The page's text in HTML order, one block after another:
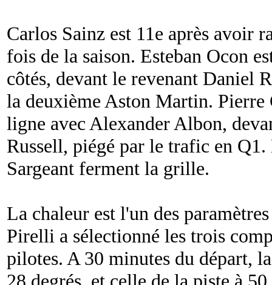
Carlos Sainz est 11e après avoir
fois de la saison. Esteban Ocon
côtés, devant le revenant Daniel
la deuxième Aston Martin. Pierre
ligne avec Alexander Albon,
Russell, piégé par le trafic en
Sargeant ferment la grille.
La chaleur est l'un des
Pirelli a sélectionné les trois
pilotes. A 30 minutes du départ,
28 degrés, et celle de la piste à